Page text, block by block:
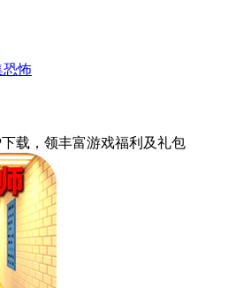
恐怖
下载 ，领丰富游戏福利 及礼包